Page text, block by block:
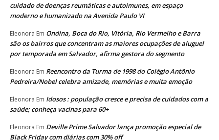
cuidado de doenças reumáticas e autoimunes, em espaço
moderno e humanizado na Avenida Paulo VI
Eleonora Em Ondina, Boca do Rio, Vitória, Rio Vermelho e Barra
são os bairros que concentram as maiores ocupações de aluguel
por temporada em Salvador, afirma gestora do segmento
Eleonora Em Reencontro da Turma de 1998 do Colégio Antônio
Pedreira/Nobel celebra amizade, memórias e muita emoção
Eleonora Em Idosos : população cresce e precisa de cuidados com a
saúde; conheça vacinas para 60+
Eleonora Em Deville Prime Salvador lança promoção especial de
Black Friday com diárias com 30% off